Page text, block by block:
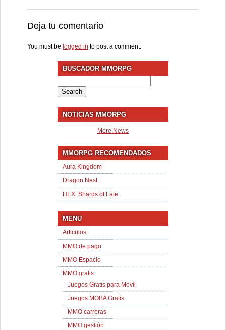
Deja tu comentario
You must be logged in to post a comment.
BUSCADOR MMORPG
for:
NOTICIAS MMORPG
More News
MMORPG RECOMENDADOS
Aura Kingdom
Dragon Nest
HEX: Shards of Fate
MENU
Articulos
MMO de pago
MMO Espacio
MMO gratis
Juegos Gratis para Movil
Juegos MOBA Gratis
MMO carreras
MMO gestión